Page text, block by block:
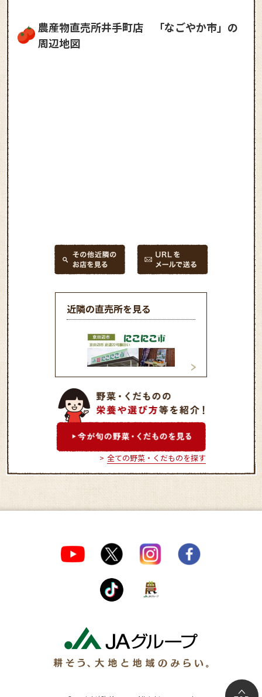
農産物直売所井手町店 「なごやか市」の
周辺地図
近隣の直売所を見る
農産物直売所京田辺店 「に
こにこ市」
農産物直売所精
リーンマーケット
全ての野菜・くだものを探す